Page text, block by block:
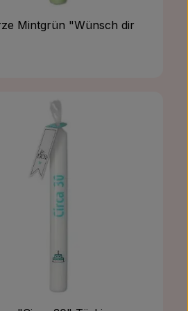
Mintgrün "Wünsch dir
Preis: